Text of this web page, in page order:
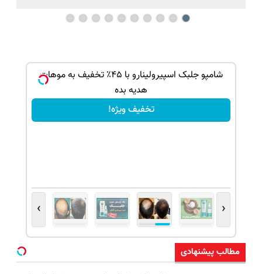
شامپو جلبک اسپیرولینارو با ۴۵٪ تخفیف به موهات
هدیه بده
تخفیف ویژه!
‹
›
مطالب پیشنهادی